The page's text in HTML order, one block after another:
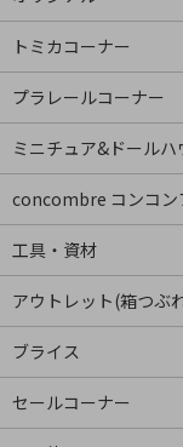
トミカコーナー
プラレールコーナー
ミニチュア&ドールハ
concombre コンコン
工具・資材
アウトレット(箱つぶ
ブライス
セールコーナー